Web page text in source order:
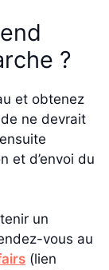
?
et obtenez
ne devrait
et d’envoi du
un
vous au
(lien